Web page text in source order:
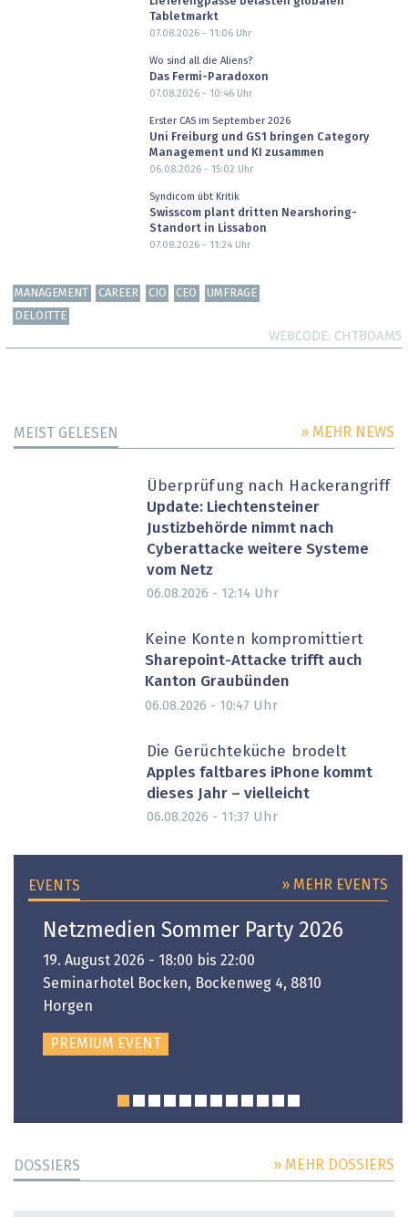
Tabletmarkt
07.08.2026 - 11:06Uhr
Wo sind all die Aliens?
Das Fermi-Paradoxon
07.08.2026 - 10:46Uhr
Erster CAS im September 2026
Uni Freiburg und GS1 bringen Category
Management und KI zusammen
06.08.2026 - 15:02 Uhr
Syndicom übt Kritik
Swisscom plant dritten Nearshoring-
Standort in Lissabon
07.08.2026 - 11:24Uhr
MANAGEMENT CAREER CIO CEO
UMFRAGE
DELOITTE
WEBCODE CHTBOAM5
MEIST GELESEN » MEHR NEWS
Überprüfung nach Hackerangriff
Update: Liechtensteiner
Justizbehörde nimmt nach
Cyberattacke weitere Systeme
vom Netz
06.08.2026 - 12:14 Uhr
Keine Konten kompromittiert
Sharepoint-Attacke trifft auch
Kanton Graubünden
06.08.2026 - 10:47 Uhr
Die Gerüchteküche brodelt
Apples faltbares iPhone kommt
dieses Jahr – vielleicht
06.08.2026 - 11:37 Uhr
EVENTS » MEHR EVENTS
Netzmedien Sommer Party 2026
19. August 2026 - 18:00 bis 22:00
Seminarhotel Bocken, Bockenweg 4, 8810
Horgen
PREMIUM EVENT
DOSSIERS » MEHR DOSSIERS